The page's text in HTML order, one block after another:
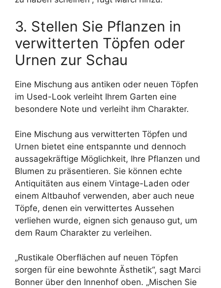
3. Stellen Sie Pflanzen in
verwitterten Töpfen oder
Urnen zur Schau
Eine Mischung aus antiken oder neuen Töpfen
im Used-Look verleiht Ihrem Garten eine
besondere Note und verleiht ihm Charakter.
Eine Mischung aus verwitterten Töpfen und
Urnen bietet eine entspannte und dennoch
aussagekräftige Möglichkeit, Ihre Pflanzen und
Blumen zu präsentieren. Sie können echte
Antiquitäten aus einem Vintage-Laden oder
einem Altbauhof verwenden, aber auch neue
Töpfe, denen ein verwittertes Aussehen
verliehen wurde, eignen sich genauso gut, um
dem Raum Charakter zu verleihen.
„Rustikale Oberflächen auf neuen Töpfen
sorgen für eine bewohnte Ästhetik“, sagt Marci
Bonner über den Innenhof oben. „Mischen Sie